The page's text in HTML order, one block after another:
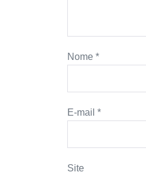
Nome *
E-mail *
Site